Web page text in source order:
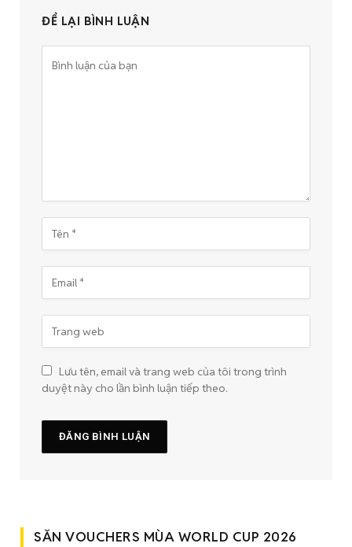
ĐỂ LẠI BÌNH LUẬN
Lưu tên, email và trang web của tôi trong trình
duyệt này cho lần bình luận tiếp theo.
SĂN VOUCHERS MÙA WORLD CUP 2026